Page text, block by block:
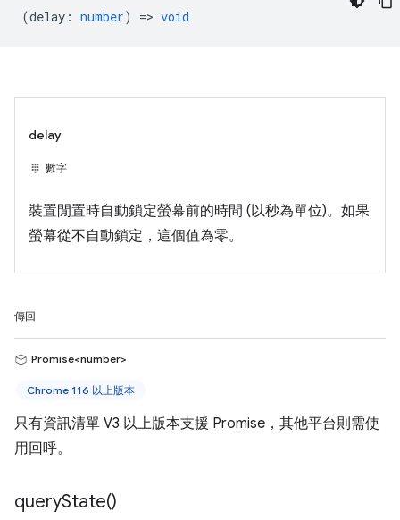
(delay : number) => void
delay
數字
裝置閒置時自動鎖定螢幕前的時間 (以秒為單位)。如果
螢幕從不自動鎖定，這個值為零。
傳回
Promise<number>
Chrome 116 以上版本
只有資訊清單 V3 以上版本支援 Promise，其他平台則需使
用回呼。
queryState()